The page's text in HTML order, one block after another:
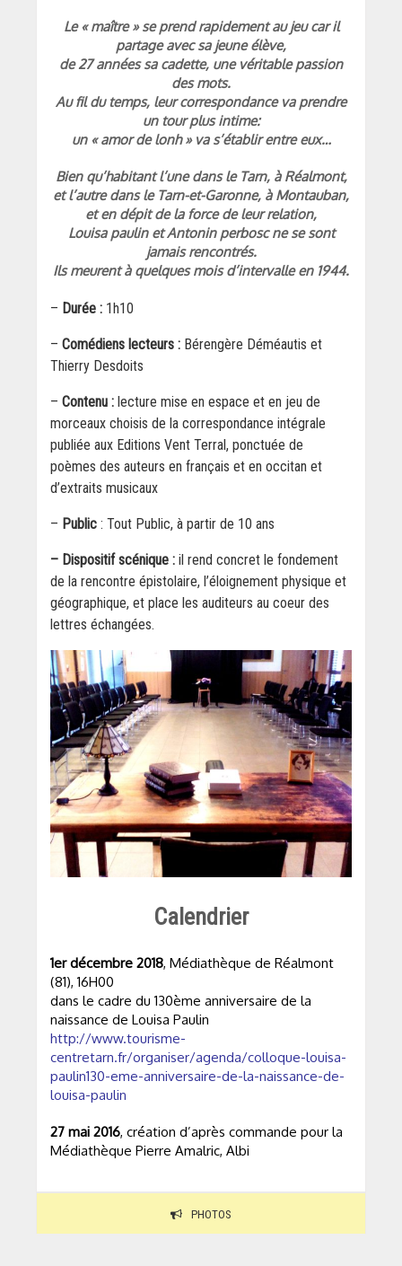
Le « maître » se prend rapidement au jeu car il
partage avec sa jeune élève,
de 27 années sa cadette, une véritable passion
des mots.
Au fil du temps, leur correspondance va prendre
un tour plus intime:
un « amor de lonh » va s’établir entre eux…
Bien qu’habitant l’une dans le Tarn, à Réalmont,
et l’autre dans le Tarn-et-Garonne, à Montauban,
et en dépit de la force de leur relation,
Louisa paulin et Antonin perbosc ne se sont
jamais rencontrés.
Ils meurent à quelques mois d’intervalle en 1944.
– Durée : 1h10
– Comédiens lecteurs : Bérengère Déméautis et
Thierry Desdoits
– Contenu : lecture mise en espace et en jeu de
morceaux choisis de la correspondance intégrale
publiée aux Editions Vent Terral, ponctuée de
poèmes des auteurs en français et en occitan et
d’extraits musicaux
– Public : Tout Public, à partir de 10 ans
– Dispositif scénique : il rend concret le fondement
de la rencontre épistolaire, l’éloignement physique et
géographique, et place les auditeurs au coeur des
lettres échangées.
Calendrier
1er décembre 2018, Médiathèque de Réalmont
(81), 16H00
dans le cadre du 130ème anniversaire de la
naissance de Louisa Paulin
http://www.tourisme-
centretarn.fr/organiser/agenda/colloque-louisa-
paulin130-eme-anniversaire-de-la-naissance-de-
louisa-paulin
27 mai 2016, création d’après commande pour la
Médiathèque Pierre Amalric, Albi
PHOTOS